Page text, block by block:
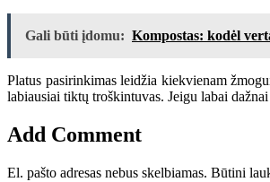
Gali būti įdomu: Kompostas: kodėl
Platus pasirinkimas leidžia kiekvienam
labiausiai tiktų troškintuvas. Jeigu labai
Add Comment
El. pašto adresas nebus skelbiamas. Būtini